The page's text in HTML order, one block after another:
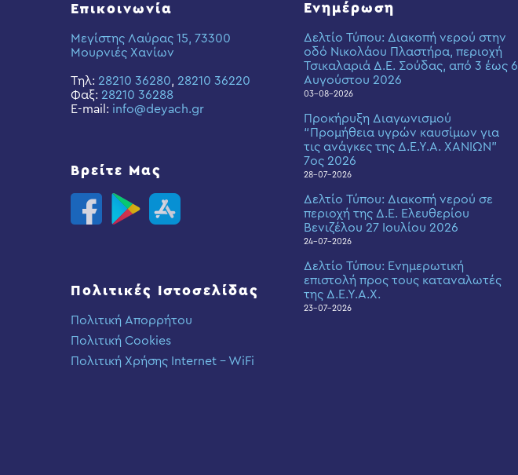
Επικοινωνία
Μεγίστης Λαύρας 15, 73300
Μουρνιές Χανίων
Τηλ: 28210 36280, 28210 36220
Φαξ: 28210 36288
E-mail: info@deyach.gr
Βρείτε Μας
Πολιτικές Ιστοσελίδας
Πολιτική Απορρήτου
Πολιτική Cookies
Πολιτική Χρήσης Internet – WiFi
Ενημέρωση
Δελτίο Τύπου: Διακοπή νερού στην
οδό Νικολάου Πλαστήρα, περιοχή
Τσικαλαριά Δ.Ε. Σούδας, από 3 έως 6
Αυγούστου 2026
03-08-2026
Προκήρυξη Διαγωνισμού
“Προμήθεια υγρών καυσίμων για
τις ανάγκες της Δ.Ε.Υ.Α. ΧΑΝΙΩΝ”
7ος 2026
28-07-2026
Δελτίο Τύπου: Διακοπή νερού σε
περιοχή της Δ.Ε. Ελευθερίου
Βενιζέλου 27 Ιουλίου 2026
24-07-2026
Δελτίο Τύπου: Eνημερωτική
επιστολή προς τους καταναλωτές
της Δ.Ε.Υ.Α.Χ.
23-07-2026